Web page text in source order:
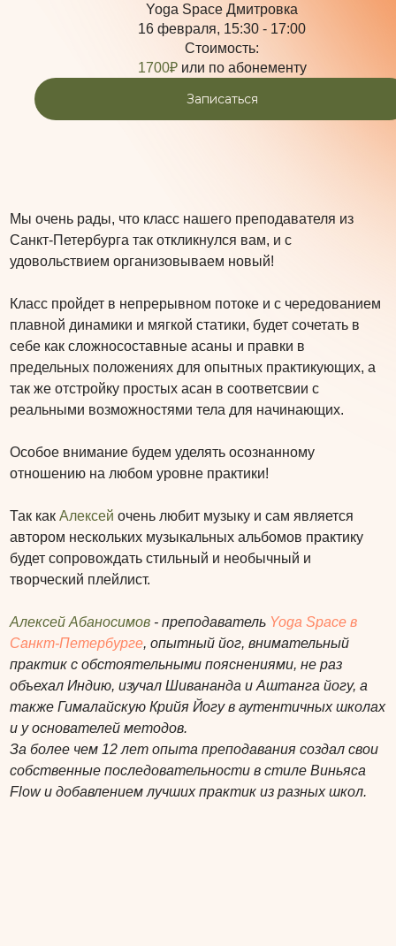
Мы очень рады, что класс нашего преподавателя из
Санкт-Петербурга так откликнулся вам, и с
удовольствием организовываем новый!
Класс пройдет в непрерывном потоке и с чередованием
плавной динамики и мягкой статики, будет сочетать в
себе как сложносоставные асаны и правки в
предельных положениях для опытных практикующих, а
так же отстройку простых асан в соответсвии с
реальными возможностями тела для начинающих.
Особое внимание будем уделять осознанному
отношению на любом уровне практики!
Так как Алексей очень любит музыку и сам является
автором нескольких музыкальных альбомов практику
будет сопровождать стильный и необычный и
творческий плейлист.
Алексей Абаносимов - преподаватель Yoga Space в
Санкт-Петербурге, опытный йог, внимательный
практик с обстоятельными пояснениями, не раз
объехал Индию, изучал Шивананда и Аштанга йогу, а
также Гималайскую Крийя Йогу в аутентичных школах
и у основателей методов.
За более чем 12 лет опыта преподавания создал свои
собственные последовательности в стиле Виньяса
Flow и добавлением лучших практик из разных школ.
Yoga Space Дмитровка
16 февраля, 15:30 - 17:00
Стоимость:
1700₽ или по абонементу
Записаться